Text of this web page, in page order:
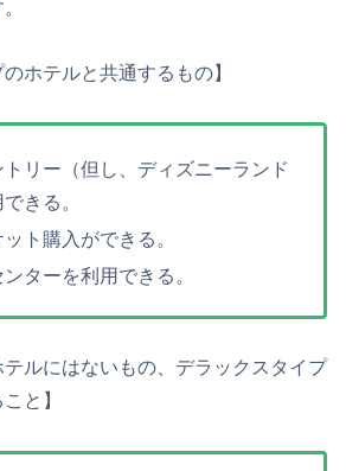
ホテルと共通するもの】
リー（但し、ディズニーランド
きる。
ト購入ができる。
ターを利用できる。
テルにはないもの、デラックスタイプ
と】